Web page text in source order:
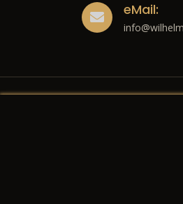
eMail: